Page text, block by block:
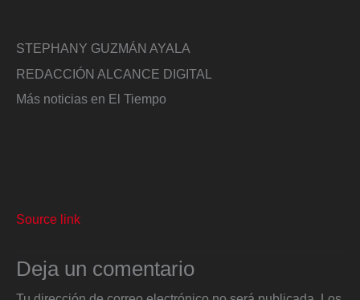
STEPHANY GUZMÁN AYALA
REDACCIÓN ALCANCE DIGITAL
Más noticias en El Tiempo
Source link
Deja un comentario